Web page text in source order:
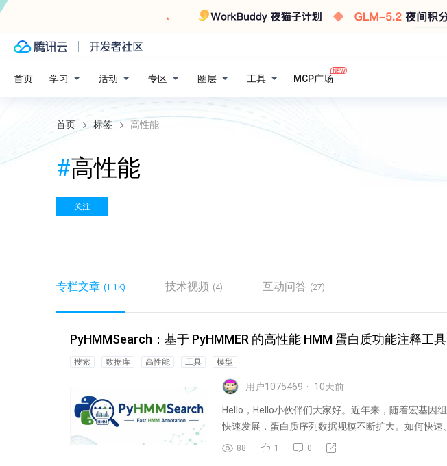
首页 学习 活动 专区 圈层 工具 MCP广场
首页 标签 高性能
#高性能
关注
专栏文章 (1.1K) 技术视频 (4) 互动问答 (27)
PyHMMSearch：基于 PyHMMER 的高性能 HMM 蛋白质功能注释工具
搜索 数据库 高性能 工具 模型
用户1075469 10天前
Hello，Hello小伙伴们大家好。近年来，随着宏基因
快速发展，蛋白质序列数据规模不断扩大。如何快速
88 1 0